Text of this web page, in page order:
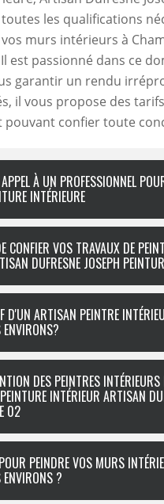
les qualifications
murs intérieurs à
est passionné dans ce
garantir un rendu
il vous propose des tarifs
pouvant confier toute
À UN PROFESSIONNEL
INTÉRIEURE
CONFIER VOS TRAVAUX DE
DUFRESNE JOSEPH
D'UN ARTISAN PEINTRE
DES PEINTRES INTÉRIEURS
INTÉRIEUR ARTISAN
02
PEINDRE VOS MURS
ENVIRONS ?